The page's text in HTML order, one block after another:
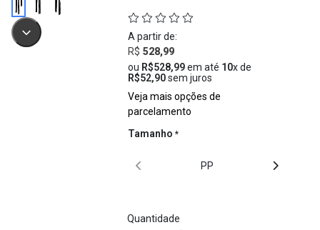
A partir de:
R$ 528,99
ou R$528,99em até 10x de
R$52,90sem juros
Veja mais opções de
parcelamento
Tamanho
PP
Quantidade